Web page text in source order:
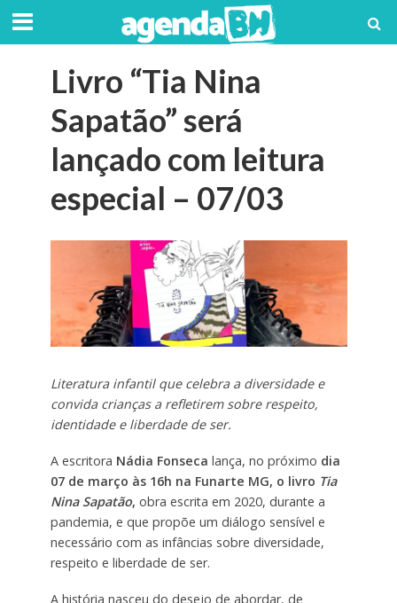
Livro “Tia Nina
Sapatão” será
lançado com leitura
especial – 07/03
Literatura infantil que celebra a diversidade e
convida crianças a refletirem sobre respeito,
identidade e liberdade de ser.
A escritora Nádia Fonseca lança, no próximo dia
07 de março às 16h na Funarte MG, o livro Tia
Nina Sapatão, obra escrita em 2020, durante a
pandemia, e que propõe um diálogo sensível e
necessário com as infâncias sobre diversidade,
respeito e liberdade de ser.
A história nasceu do desejo de abordar, de